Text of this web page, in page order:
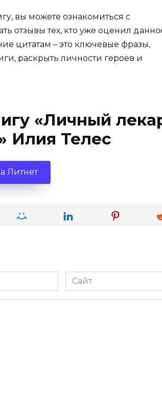
вы можете ознакомиться с
отзывы тех, кто уже оценил
цитатам – это ключевые фразы,
раскрыть личности героев и
«Личный
Илия Телес
Литнет
Сайт